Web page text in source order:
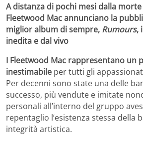
A distanza di pochi mesi dalla
Fleetwood Mac annunciano la
miglior album di sempre, Rumours,
inedita e dal vivo
I Fleetwood Mac rappresentano un
inestimabile per tutti gli
Per decenni sono state una delle
successo, più vendute e imitate
personali all’interno del gruppo
repentaglio l’esistenza stessa della
integrità artistica.